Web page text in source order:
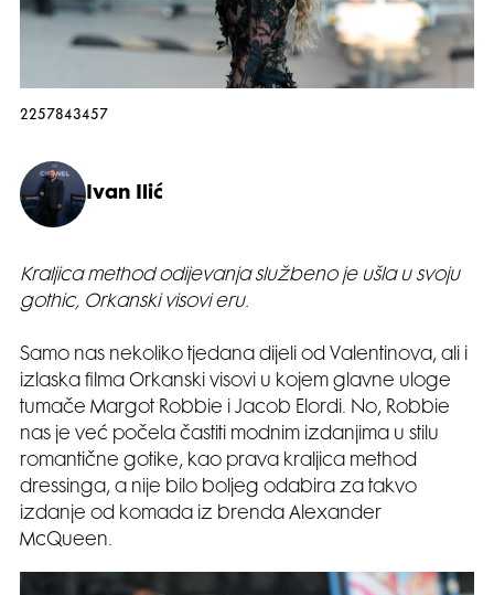
2257843457
Ivan Ilić
Kraljica method odijevanja službeno je ušla u svoju
gothic, Orkanski visovi eru.
Samo nas nekoliko tjedana dijeli od Valentinova, ali i
izlaska filma Orkanski visovi u kojem glavne uloge
tumače Margot Robbie i Jacob Elordi. No, Robbie
nas je već počela častiti modnim izdanjima u stilu
romantične gotike, kao prava kraljica method
dressinga, a nije bilo boljeg odabira za takvo
izdanje od komada iz brenda Alexander
McQueen.